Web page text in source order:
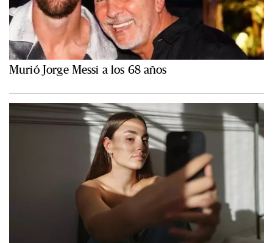
Murió Jorge Messi a los 68 años